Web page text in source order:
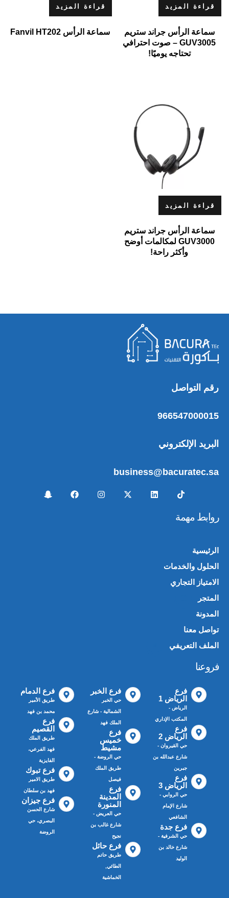
قراءة المزيد
سماعة الرأس جراند ستريم
GUV3005 – صوت احترافي
تحتاجه يوميًا!
قراءة المزيد
سماعة الرأس Fanvil HT202
قراءة المزيد
سماعة الرأس جراند ستريم
GUV3000 لمكالمات أوضح
وأكثر راحة!
رقم التواصل
966547000015
البريد الإلكتروني
business@bacuratec.sa
روابط مهمة
الرئيسية
الحلول والخدمات
الامتياز التجاري
المتجر
المدونة
تواصل معنا
الملف التعريفي
فروعنا
فرع
الرياض 1
الرياض -
المكتب الإداري
فرع
الرياض 2
حي القيروان -
شارع عبدالله بن
جبرين
فرع
الرياض 3
حي الروابي -
شارع الإمام
الشافعي
فرع جدة
حي الشرفية -
شارع خالد بن
الوليد
فرع الخبر
حي الخبر
الشمالية - شارع
الملك فهد
فرع
خميس
مشيط
حي الروضة -
طريق الملك
فيصل
فرع
المدينة
المنورة
حي العريض -
شارع غالب بن
نجيح
فرع حائل
طريق حاتم
الطائي,
الخماشية
فرع الدمام
طريق الأمير
محمد بن فهد
فرع
القصيم
طريق الملك
فهد الفرعي،
الفايزية
فرع تبوك
طريق الامير
فهد بن سلطان
فرع جيزان
شارع الحسن
البصري، حي
الروضة